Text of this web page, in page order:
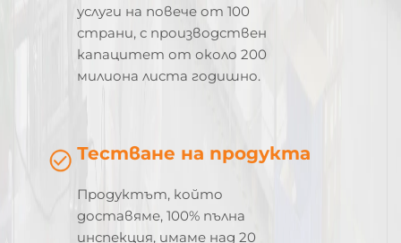
услуги на повече от 100
страни, с производствен
капацитет от около 200
милиона листа годишно.
Тестване на продукта
Продуктът, който
доставяме, 100% пълна
инспекция, имаме над 20